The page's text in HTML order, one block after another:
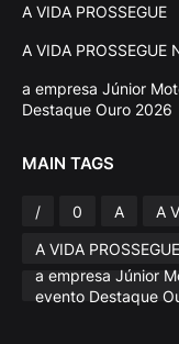
A VIDA PROSSEGUE
A VIDA PROSSEGUE
a empresa Júnior
Destaque Ouro 2026
MAIN TAGS
/ 0 A
A
A VIDA
a empresa Júnior
evento Destaque